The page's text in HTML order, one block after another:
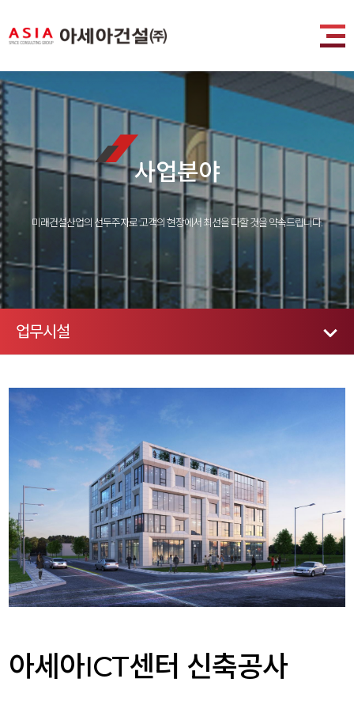
사업분야
미래건설산업의 선두주자로 고객의 현장에서 최선을 다할 것을 약속드립니다.
업무시설
아세아ICT센터 신축공사